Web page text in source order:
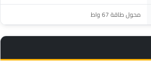
محول طاقة 67 واط